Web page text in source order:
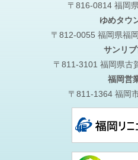
〒816-0814 福岡
ゆめタウ
〒812-0055 福岡県福
サンリ
〒811-3101 福岡県古
福岡営
〒811-1364 福岡